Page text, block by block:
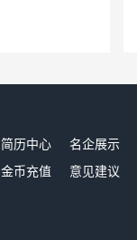
简历中心 名企展示
金币充值 意见建议